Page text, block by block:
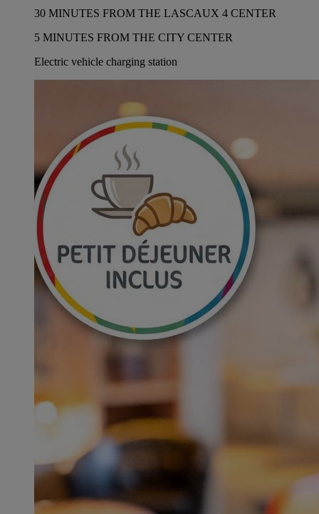
30 MINUTES FROM THE LASCAUX 4 CENTER
5 MINUTES FROM THE CITY CENTER
Electric vehicle charging station